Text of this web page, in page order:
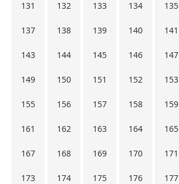
131 132 133 134 135
137 138 139 140 141
143 144 145 146 147
149 150 151 152 153
155 156 157 158 159
161 162 163 164 165
167 168 169 170 171
173 174 175 176 177